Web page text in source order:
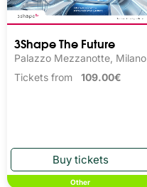
3Shape The Future
Palazzo Mezzanotte, Milano
Tickets from 109.00€
Other